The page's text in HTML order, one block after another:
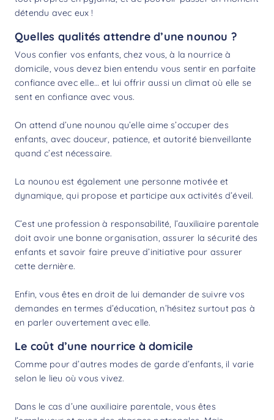
détendu avec eux !
Quelles qualités attendre d’une nounou ?
Vous confier vos enfants, chez vous, à la nourrice à
domicile, vous devez bien entendu vous sentir en parfaite
confiance avec elle… et lui offrir aussi un climat où elle se
sent en confiance avec vous.
On attend d’une nounou qu’elle aime s’occuper des
enfants, avec douceur, patience, et autorité bienveillante
quand c’est nécessaire.
La nounou est également une personne motivée et
dynamique, qui propose et participe aux activités d’éveil.
C’est une profession à responsabilité, l’auxiliaire parentale
doit avoir une bonne organisation, assurer la sécurité des
enfants et savoir faire preuve d’initiative pour assurer
cette dernière.
Enfin, vous êtes en droit de lui demander de suivre vos
demandes en termes d’éducation, n’hésitez surtout pas à
en parler ouvertement avec elle.
Le coût d’une nourrice à domicile
Comme pour d’autres modes de garde d’enfants, il varie
selon le lieu où vous vivez.
Dans le cas d’une auxiliaire parentale, vous êtes